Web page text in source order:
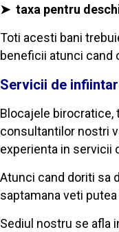
➤ taxa pentru
Toti acesti bani
beneficii atunci cand
Servicii de
Blocajele birocratice,
consultantilor nostri
experienta in servicii
Atunci cand doriti sa
saptamana veti
Sediul nostru se afla